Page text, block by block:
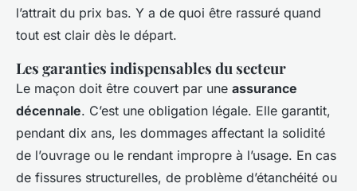
l’attrait du prix bas. Y a de quoi être rassuré quand
tout est clair dès le départ.
Les garanties indispensables du secteur
Le maçon doit être couvert par une assurance
décennale. C’est une obligation légale. Elle garantit,
pendant dix ans, les dommages affectant la solidité
de l’ouvrage ou le rendant impropre à l’usage. En cas
de fissures structurelles, de problème d’étanchéité ou